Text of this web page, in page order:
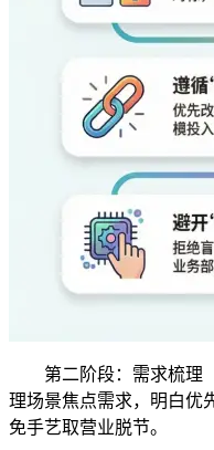
第二阶段：需求梳理（
理场景焦点需求，明白优
免手艺取营业脱节。